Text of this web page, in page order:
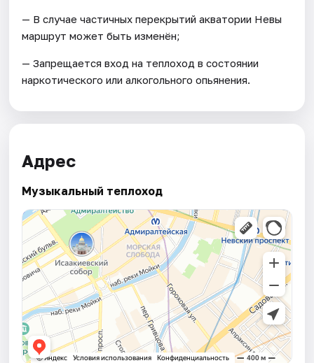
— В случае частичных перекрытий акватории Невы
маршрут может быть изменён;
— Запрещается вход на теплоход в состоянии
наркотического или алкогольного опьянения.
Адрес
Музыкальный теплоход